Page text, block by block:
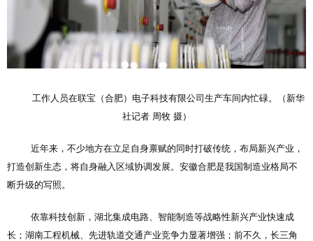
工作人员在联宝（合肥）电子科技有限公司生产车间内忙碌。（新华
社记者 周牧 摄）
近年来，不少地方在立足自身禀赋的同时打破传统，布局新兴产业，
打造创新生态，将自身融入区域协调发展。安徽合肥是我国制造业格局不
断升级的写照。
依靠科技创新，湖北集成电路、智能制造等战略性新兴产业快速成
长；湖南工程机械、先进轨道交通产业竞争力显著增强；前不久，长三角